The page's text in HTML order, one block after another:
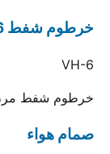
خرطوم شفط 6 متر
VH-6
خرطوم شفط مرن بطول 6 متر
صمام هواء